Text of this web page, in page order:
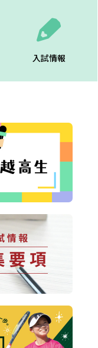
入試情報